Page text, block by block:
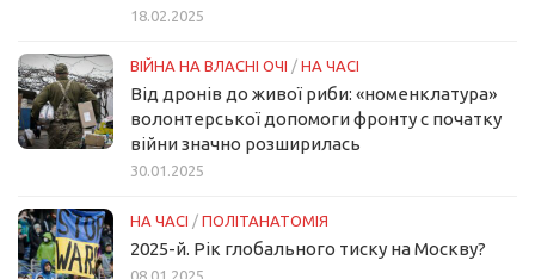
18.02.2025
ВІЙНА НА ВЛАСНІ ОЧІ / НА ЧАСІ
Від дронів до живої риби: «номенклатура»
волонтерської допомоги фронту с початку
війни значно розширилась
30.01.2025
НА ЧАСІ / ПОЛІТАНАТОМІЯ
2025-й. Рік глобального тиску на Москву?
08.01.2025